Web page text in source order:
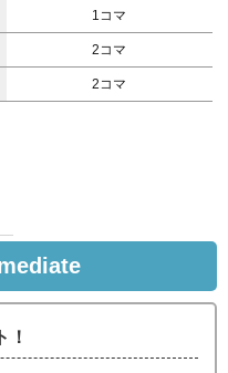
1コマ
2コマ
2コマ
！